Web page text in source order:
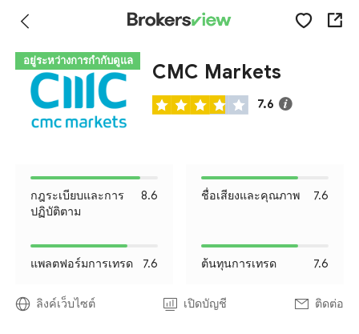
อยู่ระหว่างการกำกับดูแล CMC Markets
7.6
กฎระเบียบและการ
ปฏิบัติตาม
8.6 ชื่อเสียงและคุณภาพ 7.6
แพลตฟอร์มการเทรด 7.6 ต้นทุนการเทรด 7.6
ลิงค์เว็บไซต์ เปิดบัญชี ติดต่อ